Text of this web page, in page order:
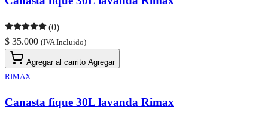
(0)
$ 35.000 (IVA Incluido)
Agregar al carrito Agregar
RIMAX
Canasta fique 30L lavanda Rimax